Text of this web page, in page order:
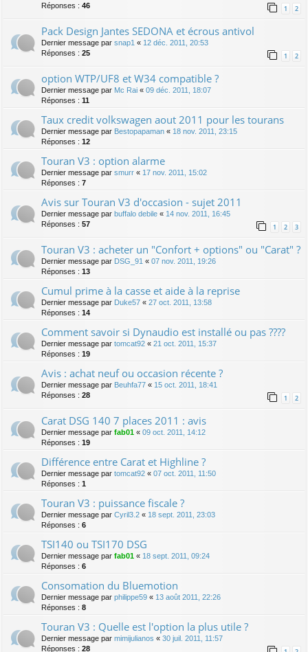
Réponses : 46 1 2
Pack Design Jantes SEDONA et écrous antivol
Dernier message par snap1 « 12 déc. 2011, 20:53
Réponses : 25 1 2
option WTP/UF8 et W34 compatible ?
Dernier message par Mc Rai « 09 déc. 2011, 18:07
Réponses : 11
Taux credit volkswagen aout 2011 pour les tourans
Dernier message par Bestopapaman « 18 nov. 2011, 23:15
Réponses : 12
Touran V3 : option alarme
Dernier message par smurr « 17 nov. 2011, 15:02
Réponses : 7
Avis sur Touran V3 d'occasion - sujet 2011
Dernier message par buffalo debile « 14 nov. 2011, 16:45
Réponses : 57 1 2 3
Touran V3 : acheter un "Confort + options" ou "Carat" ?
Dernier message par DSG_91 « 07 nov. 2011, 19:26
Réponses : 13
Cumul prime à la casse et aide à la reprise
Dernier message par Duke57 « 27 oct. 2011, 13:58
Réponses : 14
Comment savoir si Dynaudio est installé ou pas ????
Dernier message par tomcat92 « 21 oct. 2011, 15:37
Réponses : 19
Avis : achat neuf ou occasion récente ?
Dernier message par Beuhfa77 « 15 oct. 2011, 18:41
Réponses : 28 1 2
Carat DSG 140 7 places 2011 : avis
Dernier message par fab01 « 09 oct. 2011, 14:12
Réponses : 19
Différence entre Carat et Highline ?
Dernier message par tomcat92 « 07 oct. 2011, 11:50
Réponses : 1
Touran V3 : puissance fiscale ?
Dernier message par Cyril3.2 « 18 sept. 2011, 23:03
Réponses : 6
TSI140 ou TSI170 DSG
Dernier message par fab01 « 18 sept. 2011, 09:24
Réponses : 6
Consomation du Bluemotion
Dernier message par philippe59 « 13 août 2011, 22:26
Réponses : 8
Touran V3 : Quelle est l'option la plus utile ?
Dernier message par mimijulianos « 30 juil. 2011, 11:57
Réponses : 28